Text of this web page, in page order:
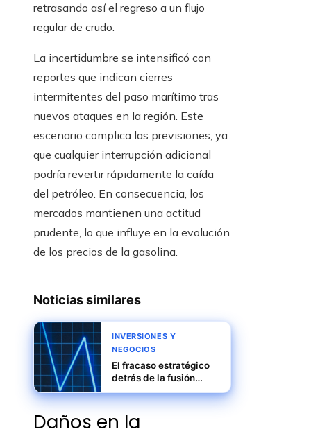
retrasando así el regreso a un flujo
regular de crudo.
La incertidumbre se intensificó con
reportes que indican cierres
intermitentes del paso marítimo tras
nuevos ataques en la región. Este
escenario complica las previsiones, ya
que cualquier interrupción adicional
podría revertir rápidamente la caída
del petróleo. En consecuencia, los
mercados mantienen una actitud
prudente, lo que influye en la evolución
de los precios de la gasolina.
Noticias similares
INVERSIONES Y
NEGOCIOS
El fracaso estratégico
detrás de la fusión
Daimler-Benz y
Chrysler
Daños en la